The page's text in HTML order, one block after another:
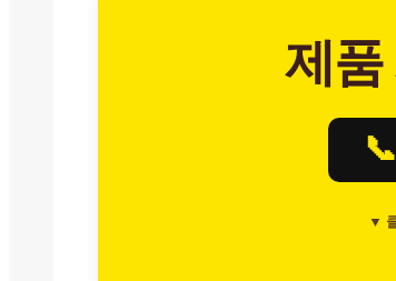
제품
▼